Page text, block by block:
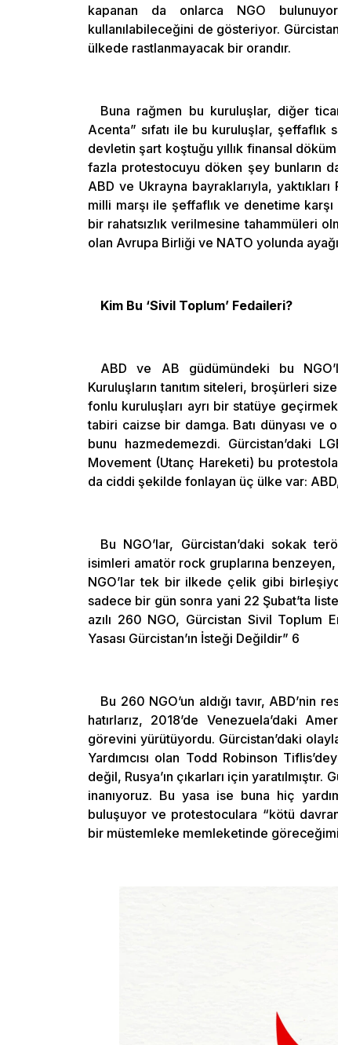
kapanan da onlarca NGO
kullanılabileceğini de gösteriyor.
ülkede rastlanmayacak bir orandır.
Buna rağmen bu kuruluşlar, diğer
Acenta” sıfatı ile bu kuruluşlar, şeffaflık
devletin şart koştuğu yıllık finansal
fazla protestocuyu döken şey bunların
ABD ve Ukrayna bayraklarıyla,
milli marşı ile şeffaflık ve denetime
bir rahatsızlık verilmesine tahammüleri
olan Avrupa Birliği ve NATO yolunda
Kim Bu ‘Sivil Toplum’ Fedaileri?
ABD ve AB güdümündeki bu
Kuruluşların tanıtım siteleri, broşürleri
fonlu kuruluşları ayrı bir statüye
tabiri caizse bir damga. Batı dünyası
bunu hazmedemezdi. Gürcistan’daki
Movement (Utanç Hareketi) bu
da ciddi şekilde fonlayan üç ülke var:
Bu NGO’lar, Gürcistan’daki sokak
isimleri amatör rock gruplarına
NGO’lar tek bir ilkede çelik gibi
sadece bir gün sonra yani 22 Şubat’ta
azılı 260 NGO, Gürcistan Sivil Toplum
Yasası Gürcistan’ın İsteği Değildir” 6
Bu 260 NGO’un aldığı tavır, ABD’nin
hatırlarız, 2018’de Venezuela’daki
görevini yürütüyordu. Gürcistan’daki
Yardımcısı olan Todd Robinson
değil, Rusya’ın çıkarları için yaratılmıştır.
inanıyoruz. Bu yasa ise buna hiç
buluşuyor ve protestoculara “kötü
bir müstemleke memleketinde